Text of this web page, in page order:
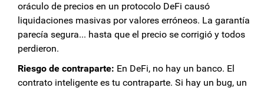
oráculo de precios en un protocolo DeFi causó
liquidaciones masivas por valores erróneos. La garantía
parecía segura... hasta que el precio se corrigió y todos
perdieron.
Riesgo de contraparte: En DeFi, no hay un banco. El
contrato inteligente es tu contraparte. Si hay un bug, un